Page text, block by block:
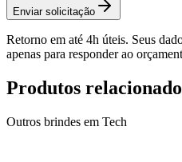
Enviar solicitação
Retorno em até 4h úteis. Seus
apenas para responder ao
Produtos
Outros brindes em Tech